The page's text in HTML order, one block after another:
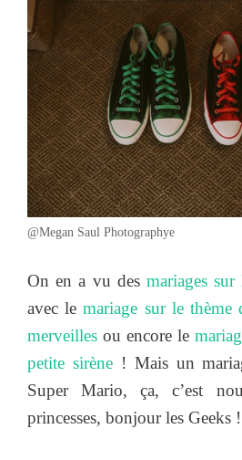
@Megan Saul Photographye
On en a vu des mariages
avec lemariage sur le thème
merveilles ou encore le
petite sirène! Mais un
Super Mario, ça, c’est
princesses, bonjour les Geeks